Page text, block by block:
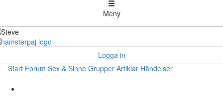
Meny
Logga in
Start Forum Sex & Sinne Grupper Artiklar Händelser